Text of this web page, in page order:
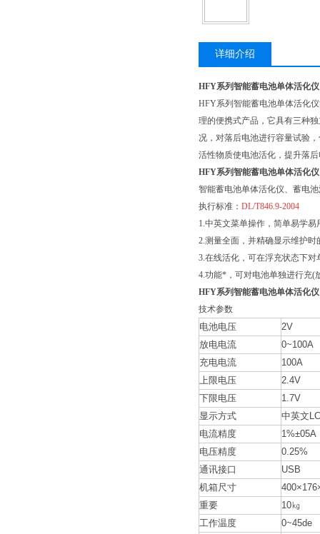
详细介绍
HFY系列智能蓄电池单体活化仪
HFY系列智能蓄电池单体活化
理的便携式产品，它具有三种
况，对落后电池进行容量试验
活性物质使电池活化，提升落
HFY系列智能蓄电池单体活化仪
智能蓄电池单体活化仪、蓄电
执行标准： DL/T846.9-2004
1.中英文菜单操作，简单易学易
2.测量全面，并精确显示维护
3.在线活化，可在浮充状态下对
4.功能*，可对电池单独进行充(
HFY系列智能蓄电池单体活化仪
技术参数
电池电压
2V
放电电流
0~100A
充电电流
100A
上限电压
2.4V
下限电压
1.7V
显示方式
中英文
电流精度
1%±05A
电压精度
0.25%
通讯接口
USB
机箱尺寸
重要
10㎏
工作温度
0~45de